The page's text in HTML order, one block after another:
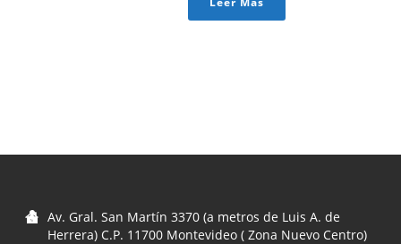
Av. Gral. San Martín 3370 (a metros de Luis A. de
Herrera) C.P. 11700 Montevideo ( Zona Nuevo Centro)